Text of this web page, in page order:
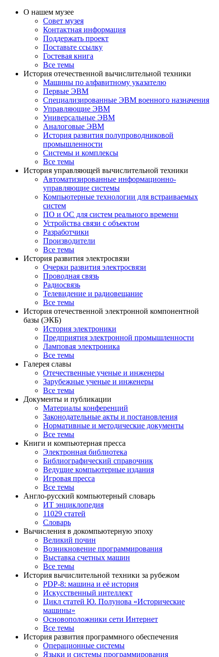
О нашем музее
Совет музея
Контактная информация
Поддержать проект
Поставьте ссылку
Гостевая книга
Все темы
История отечественной вычислительной техники
Машины по алфавитному указателю
Первые ЭВМ
Специализированные ЭВМ военного назначения
Управляющие ЭВМ
Универсальные ЭВМ
Аналоговые ЭВМ
История развития полупроводниковой
промышленности
Системы и комплексы
Все темы
История управляющей вычислительной техники
Автоматизированные информационно-
управляющие системы
Компьютерные технологии для встраиваемых
систем
ПО и ОС для систем реального времени
Устройства связи с объектом
Разработчики
Производители
Все темы
История развития электросвязи
Очерки развития электросвязи
Проводная связь
Радиосвязь
Телевидение и радиовещание
Все темы
История отечественной электронной компонентной
базы (ЭКБ)
История электроники
Предприятия электронной промышленности
Ламповая электроника
Все темы
Галерея славы
Отечественные ученые и инженеры
Зарубежные ученые и инженеры
Все темы
Документы и публикации
Материалы конференций
Законодательные акты и постановления
Нормативные и методические документы
Все темы
Книги и компьютерная пресса
Электронная библиотека
Библиографический справочник
Ведущие компьютерные издания
Игровая пресса
Все темы
Англо-русский компьютерный словарь
ИТ энциклопедия
11029 статей
Словарь
Вычисления в докомпьютерную эпоху
Великий почин
Возникновение программирования
Выставка счетных машин
Все темы
История вычислительной техники за рубежом
PDP-8: машина и её история
Искусственный интеллект
Цикл статей Ю. Полунова «Исторические
машины»
Основоположники сети Интернет
Все темы
История развития программного обеспечения
Операционные системы
Языки и системы программирования